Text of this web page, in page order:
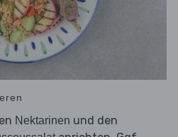
Nektarinen und den